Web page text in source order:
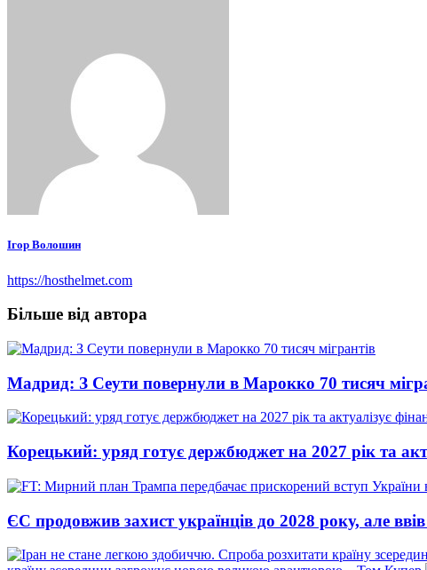
Ігор Волошин
https://hosthelmet.com
Більше від автора
Мадрид: З Сеути повернули в Марокко 70 тисяч
Корецький: уряд готує держбюджет на 2027 рік та
ЄС продовжив захист українців до 2028 року, але